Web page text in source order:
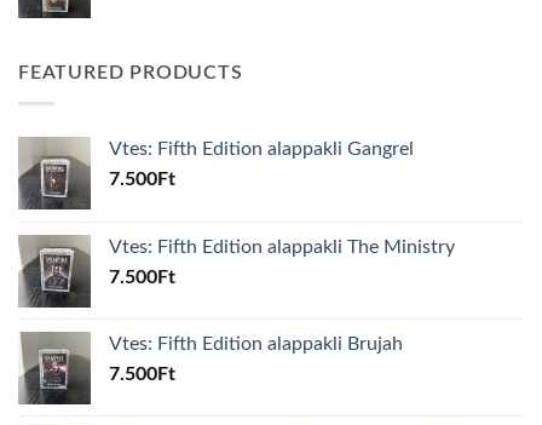
FEATURED PRODUCTS
Vtes: Fifth Edition alappakli Gangrel
7.500Ft
Vtes: Fifth Edition alappakli The Ministry
7.500Ft
Vtes: Fifth Edition alappakli Brujah
7.500Ft